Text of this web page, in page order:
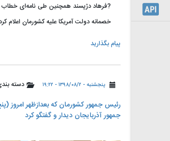
?فرهاد دژپسند همچنین طی نامه‌ای خطاب
خصمانه دولت آمریکا علیه کشورمان اعلام
پیام بگذارید
پنجشنبه - ۱۳۹۸/۰۸/۲ - ۱۹:۲۲ دسته
️رئیس جمهور کشورمان که بعدازظهر
جمهور آذربایجان دیدار و گفتگو کرد